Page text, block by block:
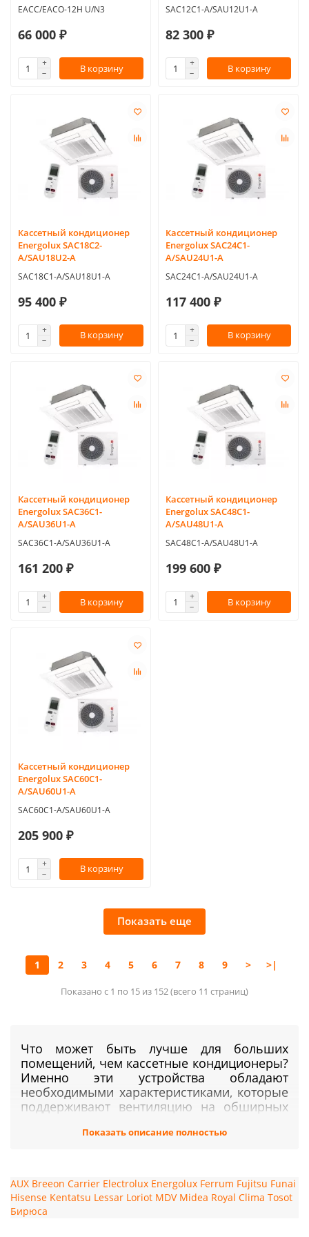
EACС/EACO-12H U/N3
66 000 ₽
В корзину
SAC12C1-A/SAU12U1-A
82 300 ₽
В корзину
Кассетный кондиционер
Energolux SAC18C2-
A/SAU18U2-A
SAC18C1-A/SAU18U1-A
95 400 ₽
В корзину
Кассетный кондиционер
Energolux SAC24C1-
A/SAU24U1-A
SAC24C1-A/SAU24U1-A
117 400 ₽
В корзину
Кассетный кондиционер
Energolux SAC36C1-
A/SAU36U1-A
SAC36C1-A/SAU36U1-A
161 200 ₽
В корзину
Кассетный кондиционер
Energolux SAC48C1-
A/SAU48U1-A
SAC48C1-A/SAU48U1-A
199 600 ₽
В корзину
Кассетный кондиционер
Energolux SAC60C1-
A/SAU60U1-A
SAC60C1-A/SAU60U1-A
205 900 ₽
В корзину
Показать еще
1 2 3 4 5 6 7 8 9 > >|
Показано с 1 по 15 из 152 (всего 11 страниц)
Что может быть лучше для больших
помещений, чем кассетные кондиционеры?
Именно эти устройства обладают
необходимыми характеристиками, которые
поддерживают вентиляцию на обширных
Почему они так хороши? Всё дело в
равномерно по всему помещению и
занимает мало места, из-за чего хорошо
вписывается в интерьер. Но лучшие
кассетные кондиционеры продаются
Показать описание полностью
AUX Breeon Carrier Electrolux Energolux Ferrum Fujitsu Funai
Hisense Kentatsu Lessar Loriot MDV Midea Royal Clima Tosot
Бирюса